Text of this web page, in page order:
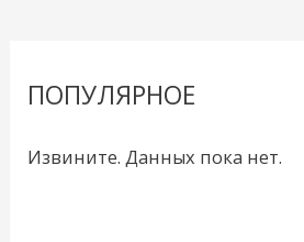
ПОПУЛЯРНОЕ
Извините. Данных пока нет.